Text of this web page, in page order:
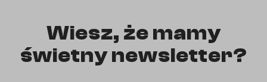
Wiesz, że mamy
świetny newsletter?